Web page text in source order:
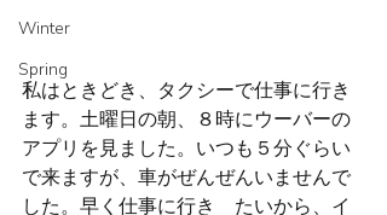
Winter
Spring
私はときどき、タクシーで仕事に行き
ます。土曜日の朝、８時にウーバーの
アプリを見ました。いつも５分ぐらい
で来ますが、車がぜんぜんいませんで
した。早く仕事に行き　たいから、イ